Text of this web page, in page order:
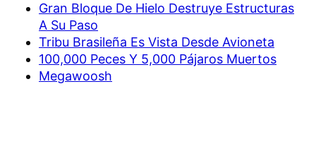
Gran Bloque De Hielo Destruye Estructuras
A Su Paso
Tribu Brasileña Es Vista Desde Avioneta
100,000 Peces Y 5,000 Pájaros Muertos
Megawoosh